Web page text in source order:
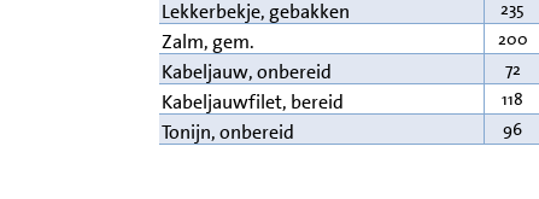
Lekkerbekje, gebakken 235
Zalm, gem. 200
Kabeljauw, onbereid 72
Kabeljauwfilet, bereid 118
Tonijn, onbereid 96